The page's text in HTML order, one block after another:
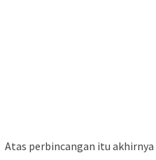
Atas perbincangan itu akhirnya